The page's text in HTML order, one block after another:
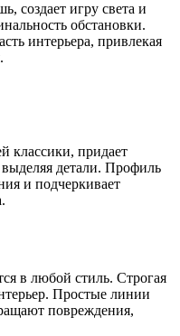
создает игру света и
обстановки.
интерьера, привлекая
классики, придает
детали. Профиль
и подчеркивает
в любой стиль. Строгая
Простые линии
повреждения,